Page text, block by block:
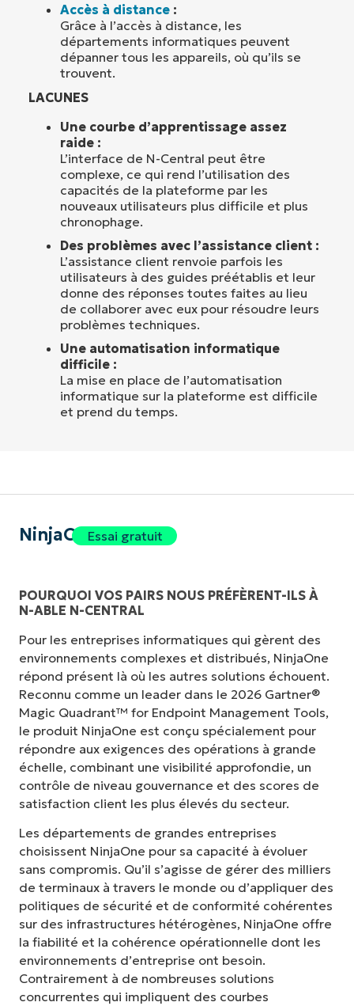
Accès à distance :
Grâce à l’accès à distance, les
départements informatiques peuvent
dépanner tous les appareils, où qu’ils se
trouvent.
LACUNES
Une courbe d’apprentissage assez
raide :
L’interface de N-Central peut être
complexe, ce qui rend l’utilisation des
capacités de la plateforme par les
nouveaux utilisateurs plus difficile et plus
chronophage.
Des problèmes avec l’assistance client :
L’assistance client renvoie parfois les
utilisateurs à des guides préétablis et leur
donne des réponses toutes faites au lieu
de collaborer avec eux pour résoudre leurs
problèmes techniques.
Une automatisation informatique
difficile :
La mise en place de l’automatisation
informatique sur la plateforme est difficile
et prend du temps.
NinjaOneEssai gratuit
POURQUOI VOS PAIRS NOUS PRÉFÈRENT-ILS À
N-ABLE N-CENTRAL
Pour les entreprises informatiques qui gèrent des
environnements complexes et distribués, NinjaOne
répond présent là où les autres solutions échouent.
Reconnu comme un leader dans le 2026 Gartner®
Magic Quadrant™ for Endpoint Management Tools,
le produit NinjaOne est conçu spécialement pour
répondre aux exigences des opérations à grande
échelle, combinant une visibilité approfondie, un
contrôle de niveau gouvernance et des scores de
satisfaction client les plus élevés du secteur.
Les départements de grandes entreprises
choisissent NinjaOne pour sa capacité à évoluer
sans compromis. Qu’il s’agisse de gérer des milliers
de terminaux à travers le monde ou d’appliquer des
politiques de sécurité et de conformité cohérentes
sur des infrastructures hétérogènes, NinjaOne offre
la fiabilité et la cohérence opérationnelle dont les
environnements d’entreprise ont besoin.
Contrairement à de nombreuses solutions
concurrentes qui impliquent des courbes